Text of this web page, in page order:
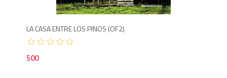
LA CASA ENTRE LOS PINOS (OF2)
500